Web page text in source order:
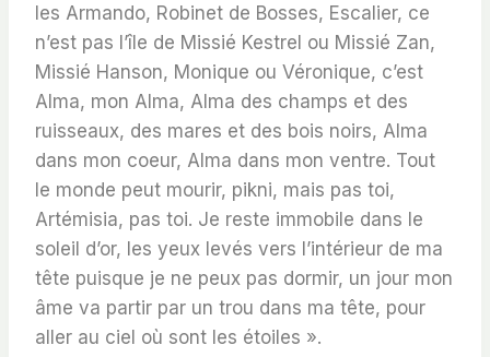
les Armando, Robinet de Bosses, Escalier, ce
n’est pas l’île de Missié Kestrel ou Missié Zan,
Missié Hanson, Monique ou Véronique, c’est
Alma, mon Alma, Alma des champs et des
ruisseaux, des mares et des bois noirs, Alma
dans mon coeur, Alma dans mon ventre. Tout
le monde peut mourir, pikni, mais pas toi,
Artémisia, pas toi. Je reste immobile dans le
soleil d’or, les yeux levés vers l’intérieur de ma
tête puisque je ne peux pas dormir, un jour mon
âme va partir par un trou dans ma tête, pour
aller au ciel où sont les étoiles ».